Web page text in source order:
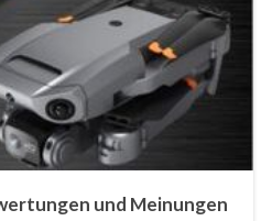
und Meinungen